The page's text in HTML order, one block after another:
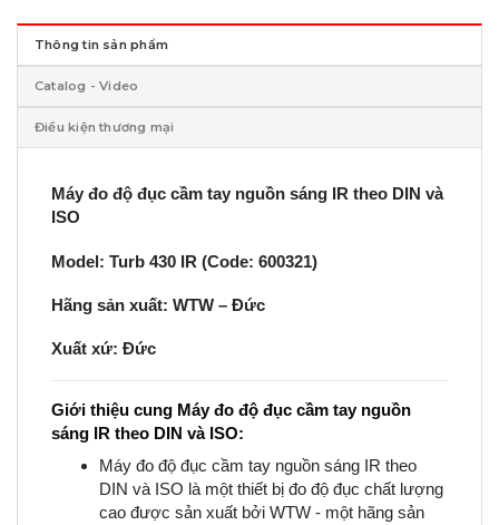
Thông tin sản phẩm
Catalog - Video
Điều kiện thương mại
Máy đo độ đục cầm tay nguồn sáng IR theo DIN và
ISO
Model: Turb 430 IR (Code: 600321)
Hãng sản xuất: WTW – Đức
Xuất xứ: Đức
Giới thiệu cung Máy đo độ đục cầm tay nguồn
sáng IR theo DIN và ISO:
Máy đo độ đục cầm tay nguồn sáng IR theo
DIN và ISO là một thiết bị đo độ đục chất lượng
cao được sản xuất bởi WTW - một hãng sản